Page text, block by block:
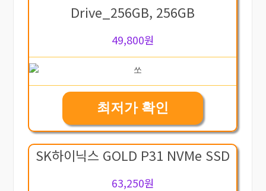
Drive_256GB, 256GB
49,800원
최저가 확인
SK하이닉스 GOLD P31 NVMe SSD
63,250원